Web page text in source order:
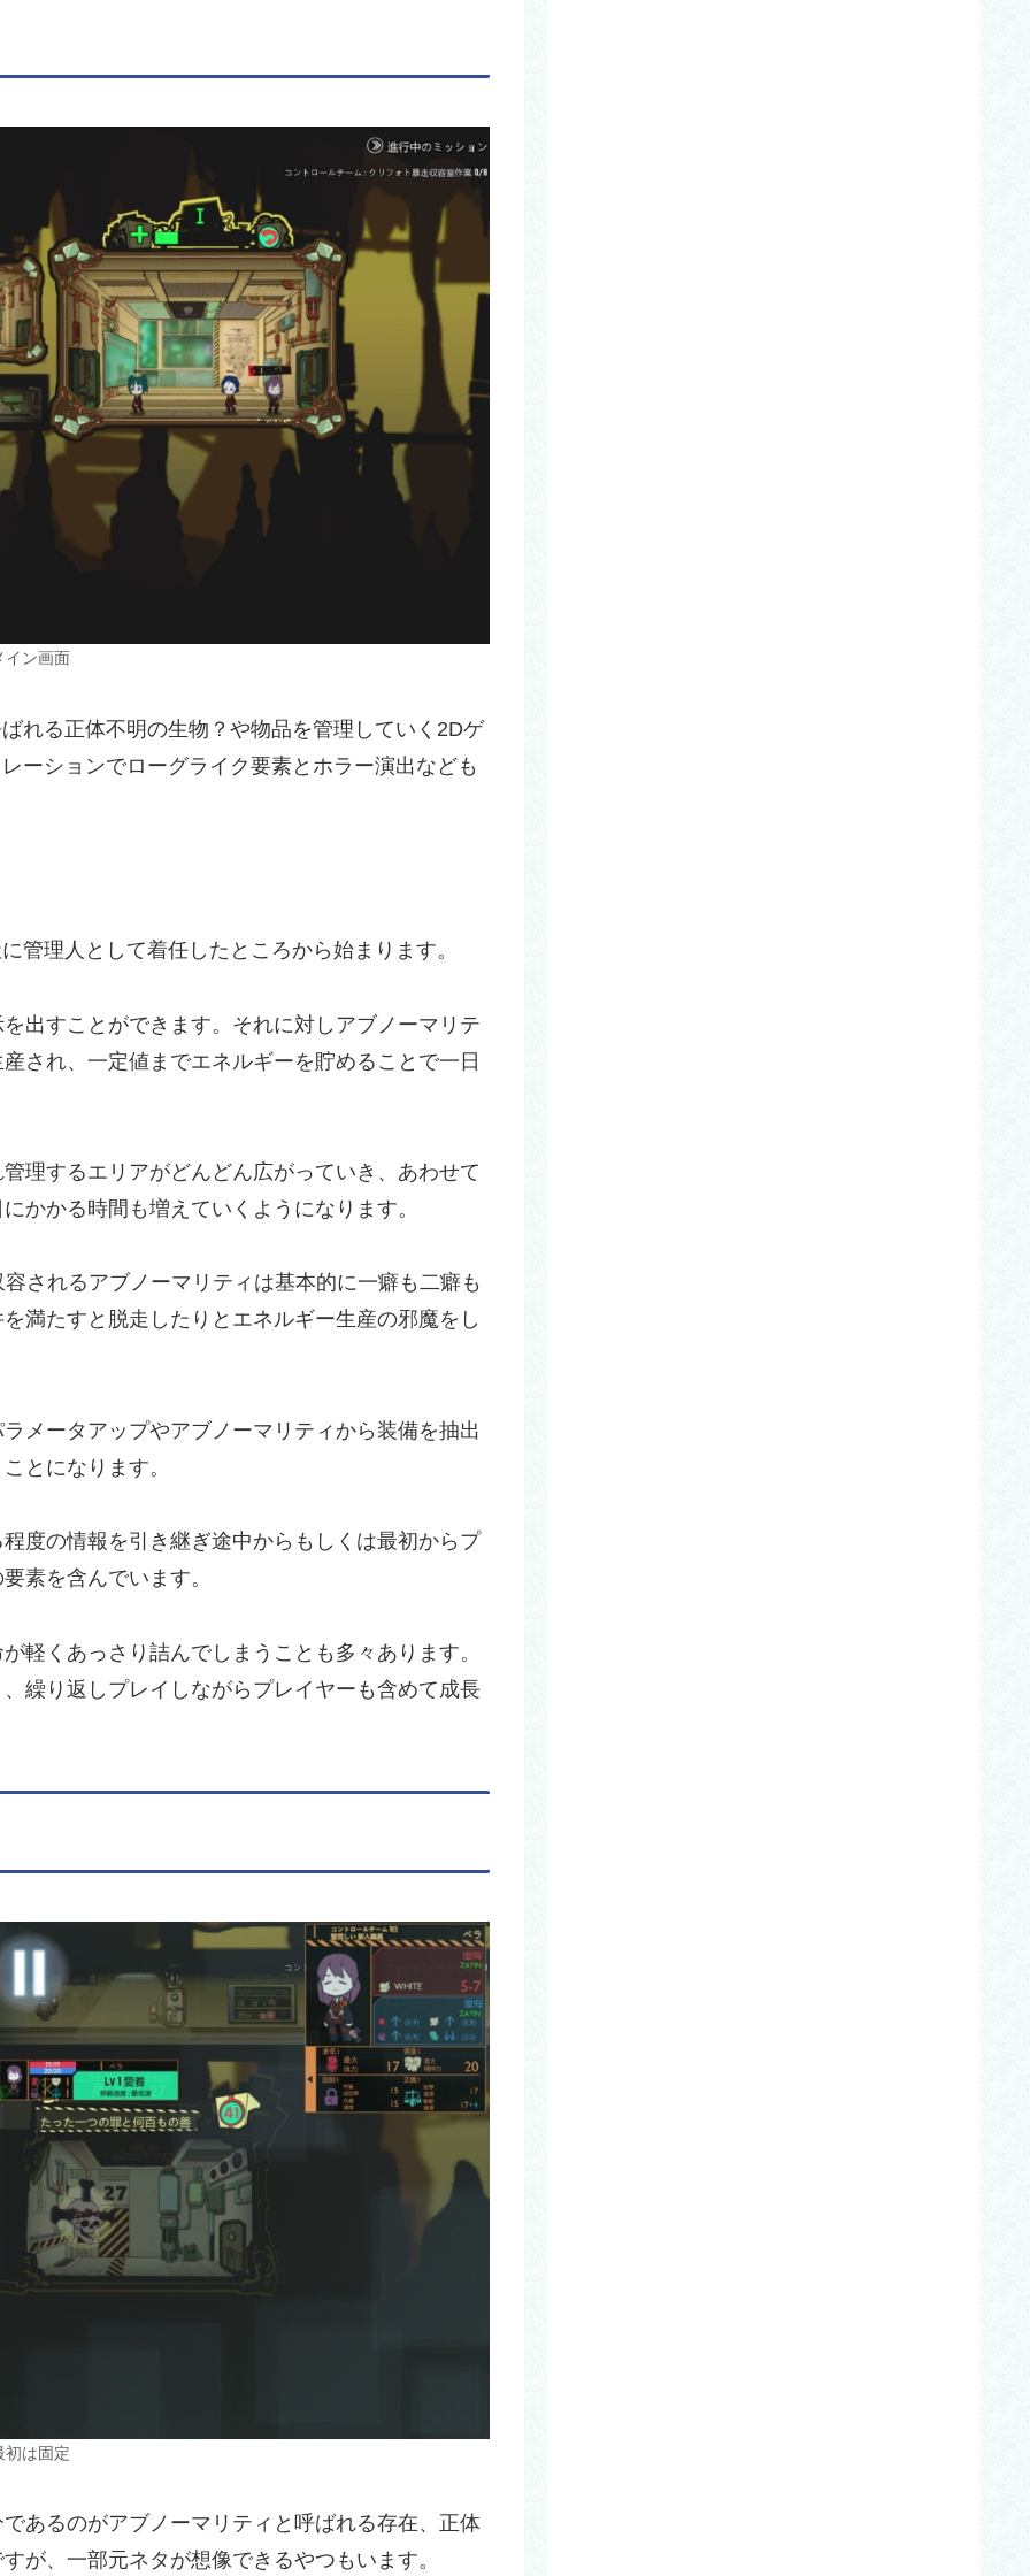
イン画面
れる正体不明の生物？や物品を管理していく2Dゲ
ーションでローグライク要素とホラー演出なども
管理人として着任したところから始まります。
出すことができます。それに対しアブノーマリテ
され、一定値までエネルギーを貯めることで一日
理するエリアがどんどん広がっていき、あわせて
かかる時間も増えていくようになります。
されるアブノーマリティは基本的に一癖も二癖も
満たすと脱走したりとエネルギー生産の邪魔をし
メータアップやアブノーマリティから装備を抽出
とになります。
度の情報を引き継ぎ途中からもしくは最初からプ
素を含んでいます。
軽くあっさり詰んでしまうことも多々あります。
繰り返しプレイしながらプレイヤーも含めて成長
初は固定
あるのがアブノーマリティと呼ばれる存在、正体
が、一部元ネタが想像できるやつもいます。